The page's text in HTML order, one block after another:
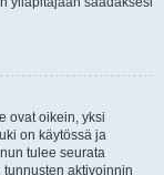
ovat oikein, yksi
on käytössä ja
tulee seurata
aktivoinnin